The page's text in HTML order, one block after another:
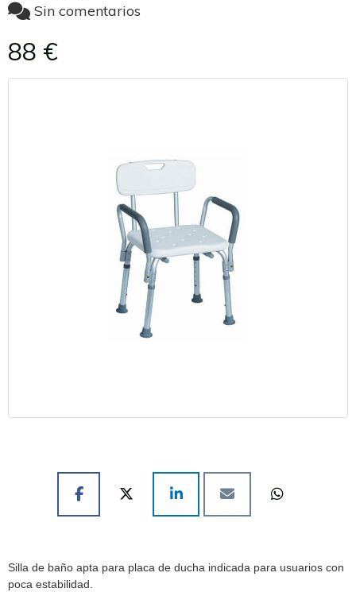
Sin comentarios
88 €
Silla de baño apta para placa de ducha indicada para usuarios con
poca estabilidad.